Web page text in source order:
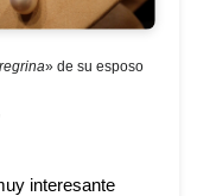
» de su esposo
interesante